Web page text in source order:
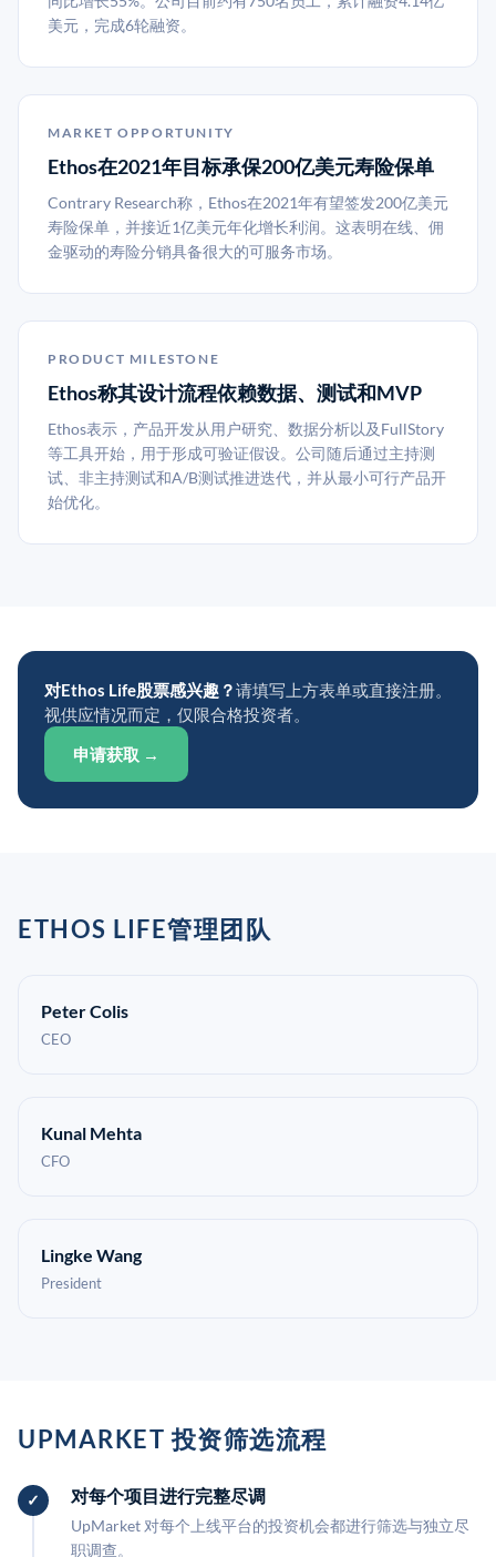
美元，完成6轮融资。
MARKET OPPORTUNITY
Ethos在2021年目标承保200亿美元寿险保单
Contrary Research称，Ethos在2021年有望签发200亿美元
寿险保单，并接近1亿美元年化增长利润。这表明在线、佣
金驱动的寿险分销具备很大的可服务市场。
PRODUCT MILESTONE
Ethos称其设计流程依赖数据、测试和MVP
Ethos表示，产品开发从用户研究、数据分析以及FullStory
等工具开始，用于形成可验证假设。公司随后通过主持测
试、非主持测试和A/B测试推进迭代，并从最小可行产品开
始优化。
对Ethos Life股票感兴趣？请填写上方表单或直接注册。
视供应情况而定，仅限合格投资者。
申请获取 →
ETHOS LIFE管理团队
Peter Colis
CEO
Kunal Mehta
CFO
Lingke Wang
President
UPMARKET 投资筛选流程
对每个项目进行完整尽调
UpMarket 对每个上线平台的投资机会都进行筛选与独立尽
职调查。